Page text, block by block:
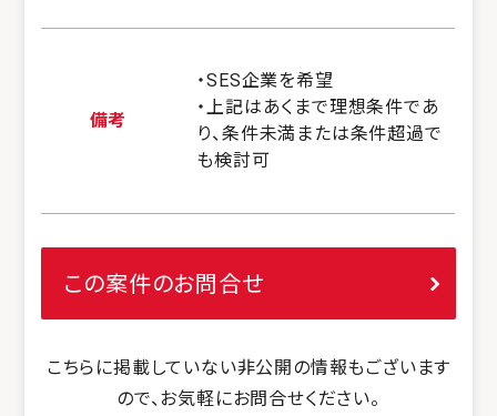
備考
・SES企業を希望
・上記はあくまで理想条件であ
り、条件未満または条件超過で
も検討可
この案件のお問合せ
こちらに掲載していない非公開の情報もございます
ので、お気軽にお問合せください。